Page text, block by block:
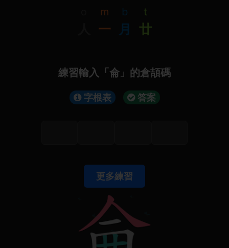
m
一
b
月
t
廿
練習輸入「侖」的倉頡碼
字根表 答案
更多練習